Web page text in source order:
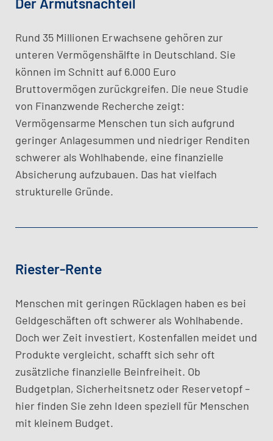
Rund 35 Millionen Erwachsene gehören zur
unteren Vermögenshälfte in Deutschland. Sie
können im Schnitt auf 6.000 Euro
Bruttovermögen zurückgreifen. Die neue Studie
von Finanzwende Recherche zeigt:
Vermögensarme Menschen tun sich aufgrund
geringer Anlagesummen und niedriger Renditen
schwerer als Wohlhabende, eine finanzielle
Absicherung aufzubauen. Das hat vielfach
strukturelle Gründe.
Riester-Rente​
Menschen mit geringen Rücklagen haben es bei
Geldgeschäften oft schwerer als Wohlhabende.
Doch wer Zeit investiert, Kostenfallen meidet und
Produkte vergleicht, schafft sich sehr oft
zusätzliche finanzielle Beinfreiheit. Ob
Budgetplan, Sicherheitsnetz oder Reservetopf –
hier finden Sie zehn Ideen speziell für Menschen
mit kleinem Budget.